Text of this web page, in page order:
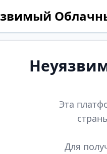
Эта
Для